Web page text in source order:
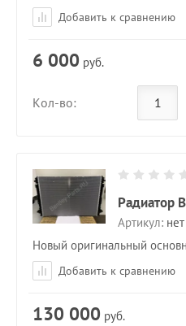
Добавить к сравнению
Кол-во:
6 000 руб.
Радиатор
Артикул: нет
Новый оригинальный
Добавить к сравнению
130 000 руб.